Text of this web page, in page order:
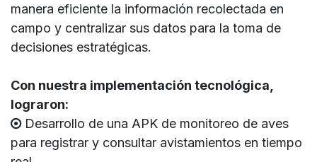
manera eficiente la información recolectada en
campo y centralizar sus datos para la toma de
decisiones estratégicas.
Con nuestra implementación tecnológica,
lograron:
Desarrollo de una APK de monitoreo de aves
para registrar y consultar avistamientos en tiempo